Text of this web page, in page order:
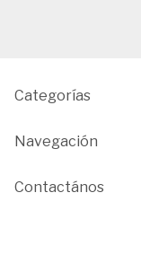
Categorías
Navegación
Contactános